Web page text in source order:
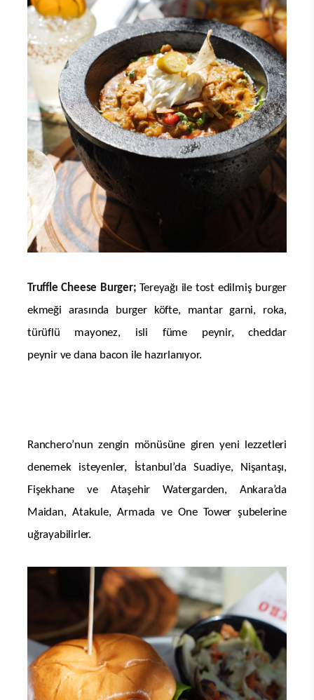
Truffle Cheese Burger;Tereyağı ile tost edilmiş burger
ekmeği arasında burger köfte, mantar garni, roka,
türüflü mayonez, isli füme peynir, cheddar
peynir ve dana bacon ile hazırlanıyor.
Ranchero’nun zengin mönüsüne giren yeni lezzetleri
denemek isteyenler, İstanbul’da Suadiye, Nişantaşı,
Fişekhane ve Ataşehir Watergarden, Ankara’da
Maidan, Atakule, Armada ve One Tower şubelerine
uğrayabilirler.